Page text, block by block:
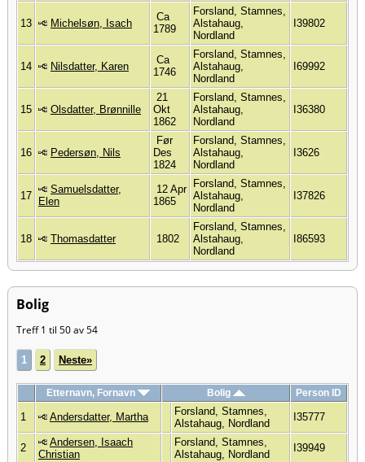
13 Michelsøn, Isach
Ca
1789
Forsland, Stamnes,
Alstahaug,
Nordland
I39802
14 Nilsdatter, Karen
Ca
1746
Forsland, Stamnes,
Alstahaug,
Nordland
I69992
15 Olsdatter, Brønnille
21
Okt
1862
Forsland, Stamnes,
Alstahaug,
Nordland
I36380
16 Pedersøn, Nils
Før
Des
1824
Forsland, Stamnes,
Alstahaug,
Nordland
I3626
17
Samuelsdatter,
Elen
12 Apr
1865
Forsland, Stamnes,
Alstahaug,
Nordland
I37826
18 Thomasdatter 1802
Forsland, Stamnes,
Alstahaug,
Nordland
I86593
Bolig
Treff 1 til 50 av 54
1 2 Neste»
Etternavn, Fornavn Bolig Person ID
1 Andersdatter, Martha
Forsland, Stamnes,
Alstahaug, Nordland
I35777
2
Andersen, Isaach
Christian
Forsland, Stamnes,
Alstahaug, Nordland
I39949